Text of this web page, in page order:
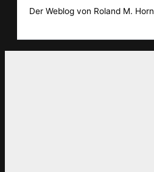
Der Weblog von Roland M. Horn